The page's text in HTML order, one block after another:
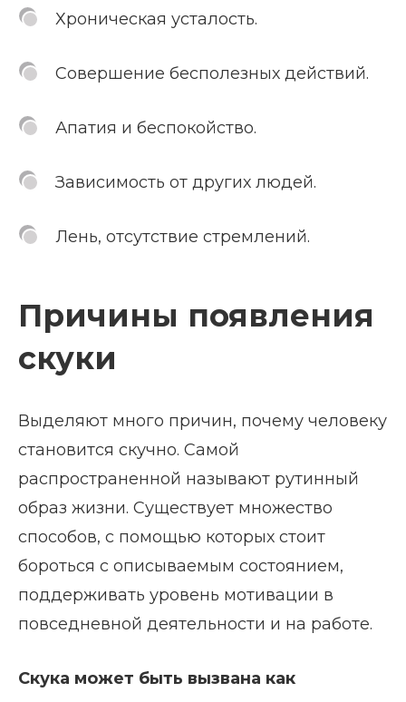
Хроническая усталость.
Совершение бесполезных действий.
Апатия и беспокойство.
Зависимость от других людей.
Лень, отсутствие стремлений.
Причины появления
скуки
Выделяют много причин, почему человеку
становится скучно. Самой
распространенной называют рутинный
образ жизни. Существует множество
способов, с помощью которых стоит
бороться с описываемым состоянием,
поддерживать уровень мотивации в
повседневной деятельности и на работе.
Скука может быть вызвана как